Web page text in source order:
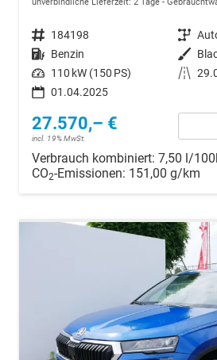
unverbindliche Lieferzeit: 2 Tage
Fahrzeugnr. 184198 Getriebe
Kraftstoff Benzin Außenfarbe
Leistung 110 kW (150 PS) Kilometerstand
01.04.2025
27.570,– €
incl. 19% MwSt.
Verbrauch kombiniert: 7,50 l/
CO2-Emissionen: 151,00 g/km